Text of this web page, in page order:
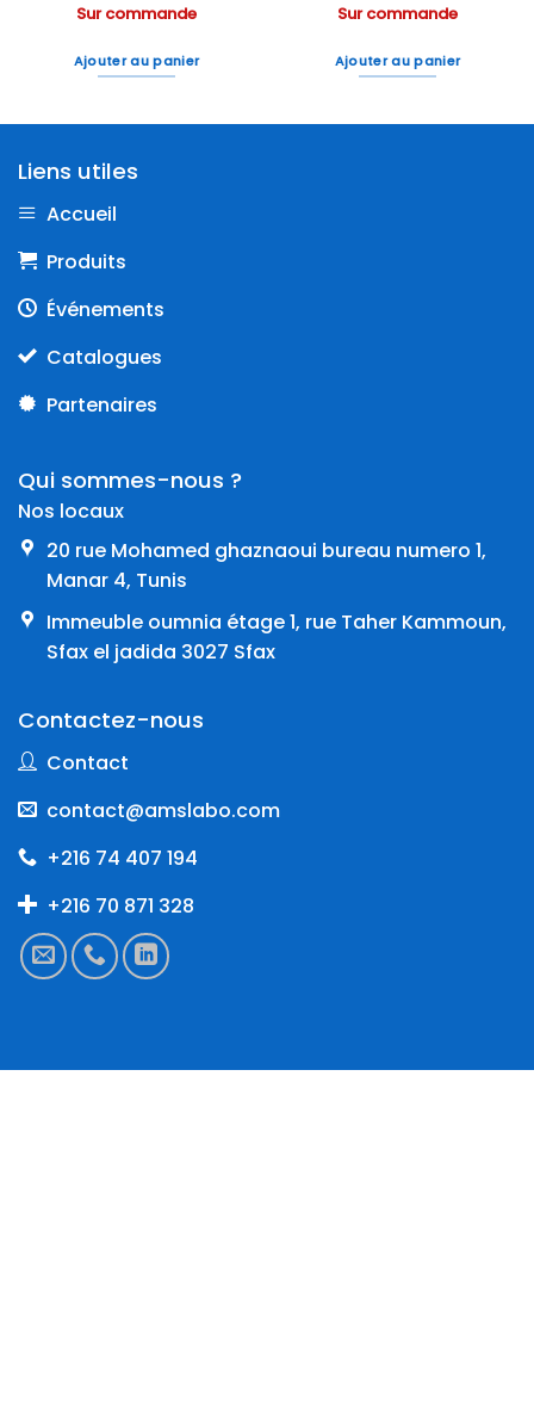
Sur commande
Ajouter au panier
Sur commande
Ajouter au panier
Liens utiles
Accueil
Produits
Événements
Catalogues
Partenaires
Qui sommes-nous ?
Nos locaux
20 rue Mohamed ghaznaoui bureau numero 1,
Manar 4, Tunis
Immeuble oumnia étage 1, rue Taher Kammoun,
Sfax el jadida 3027 Sfax
Contactez-nous
Contact
contact@amslabo.com
+216 74 407 194
+216 70 871 328